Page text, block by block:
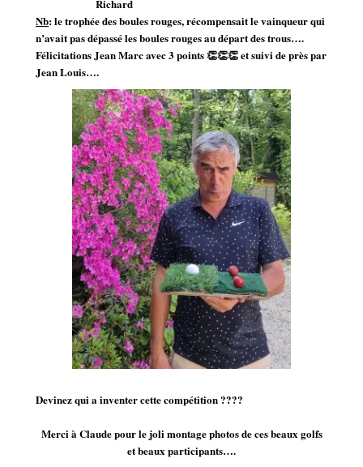
Richard
Nb: le trophée des boules rouges, récompensait le vainqueur qui
n’avait pas dépassé les boules rouges au départ des trous….
Félicitations Jean Marc avec 3 points 👏👏👏 et suivi de près par
Jean Louis….
Devinez qui a inventer cette compétition ????
Merci à Claude pour le joli montage photos de ces beaux golfs
et beaux participants….